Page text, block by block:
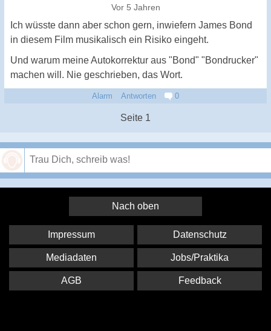
Vor 5 Jahren
Ich wüsste dann aber schon gern, inwiefern James Bond
in diesem Film musikalisch ein Risiko eingeht.
Und warum meine Autokorrektur aus "Bond" "Bondrucker"
machen will. Nie geschrieben, das Wort.
Alarm Antworten 0
Seite 1
Nach oben
Impressum Datenschutz
Mediadaten Jobs/Praktika
AGB Feedback